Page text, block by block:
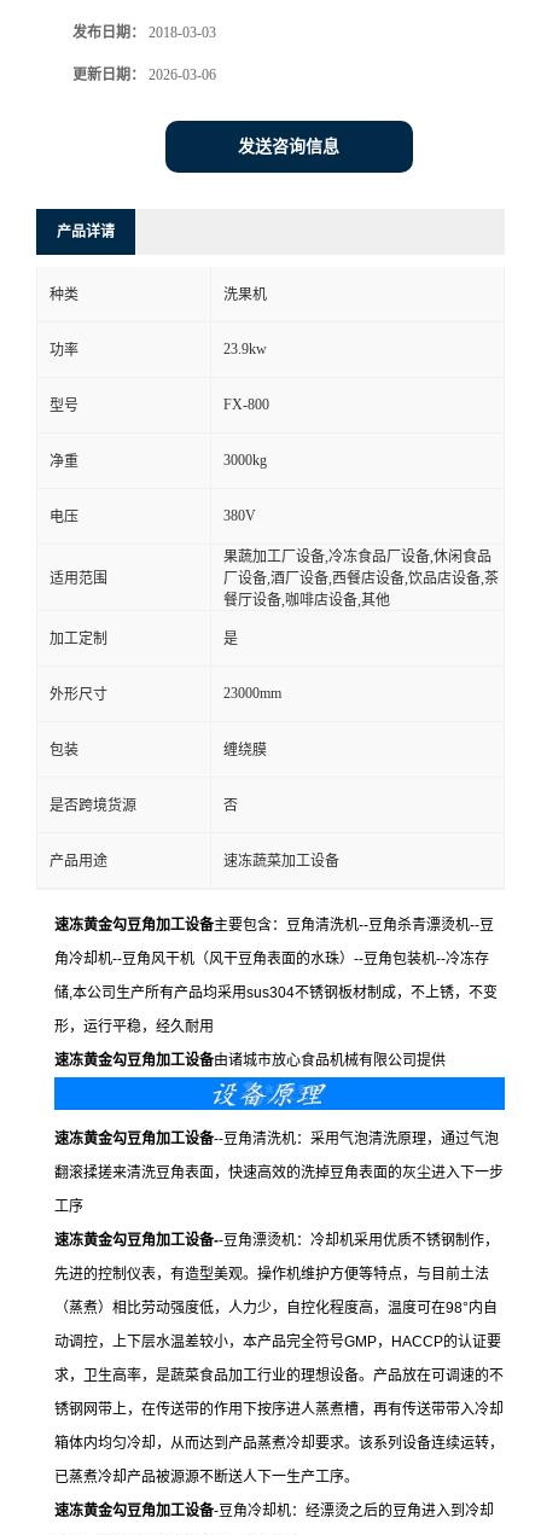
发布日期： 2018-03-03
更新日期： 2026-03-06
发送咨询信息
产品详请
种类 洗果机
功率 23.9kw
型号 FX-800
净重 3000kg
电压 380V
适用范围
果蔬加工厂设备,冷冻食品厂设备,休闲食品
厂设备,酒厂设备,西餐店设备,饮品店设备,茶
餐厅设备,咖啡店设备,其他
加工定制 是
外形尺寸 23000mm
包装 缠绕膜
是否跨境货源 否
产品用途 速冻蔬菜加工设备
速冻黄金勾豆角加工设备主要包含：豆角清洗机--豆角杀青漂烫机--豆
角冷却机--豆角风干机（风干豆角表面的水珠）--豆角包装机--冷冻存
储,本公司生产所有产品均采用sus304不锈钢板材制成，不上锈，不变
形，运行平稳，经久耐用
速冻黄金勾豆角加工设备由诸城市放心食品机械有限公司提供
速冻黄金勾豆角加工设备--豆角清洗机：采用气泡清洗原理，通过气泡
翻滚揉搓来清洗豆角表面，快速高效的洗掉豆角表面的灰尘进入下一步
工序
速冻黄金勾豆角加工设备--豆角漂烫机：冷却机采用优质不锈钢制作，
先进的控制仪表，有造型美观。操作机维护方便等特点，与目前土法
（蒸煮）相比劳动强度低，人力少，自控化程度高，温度可在98°内自
动调控，上下层水温差较小，本产品完全符号GMP，HACCP的认证要
求，卫生高率，是蔬菜食品加工行业的理想设备。产品放在可调速的不
锈钢网带上，在传送带的作用下按序进人蒸煮槽，再有传送带带入冷却
箱体内均匀冷却，从而达到产品蒸煮冷却要求。该系列设备连续运转，
已蒸煮冷却产品被源源不断送人下一生产工序。
速冻黄金勾豆角加工设备-豆角冷却机：经漂烫之后的豆角进入到冷却